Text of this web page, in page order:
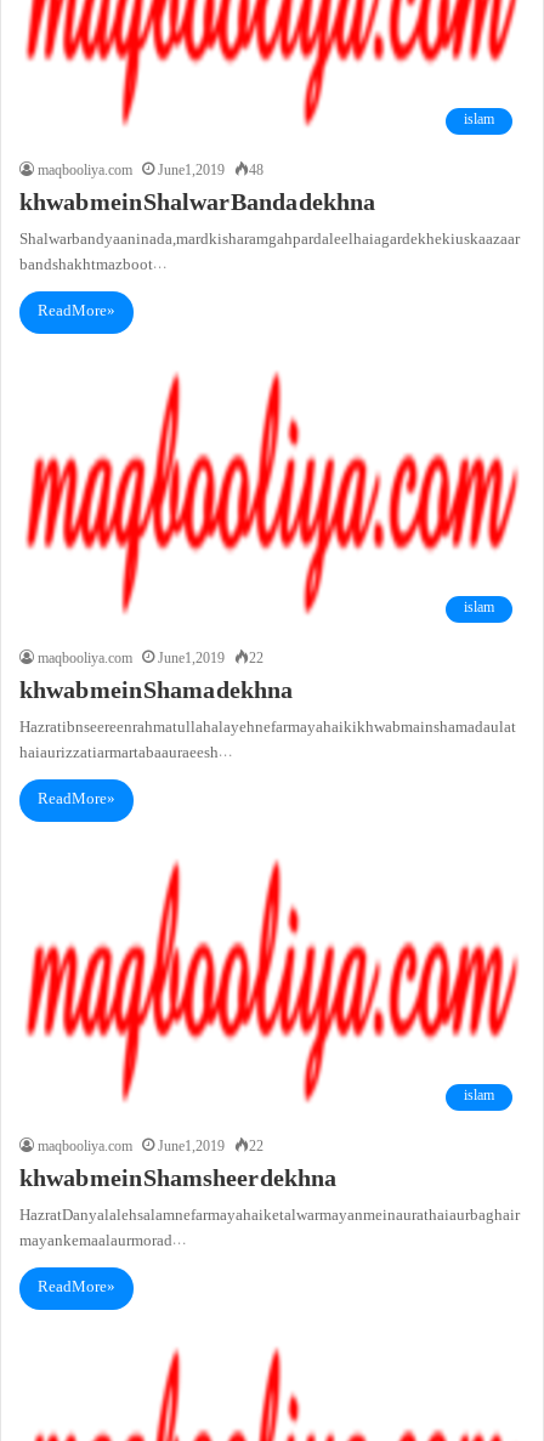
islam
maqbooliya.com
June 1, 2019 48
khwab mein Shalwar Banda dekhna
Shalwar band yaani nada, mard ki sharam gah par daleel hai agar dekhe ki us ka azaar
band shakht mazboot…
Read More »
islam
maqbooliya.com
June 1, 2019 22
khwab mein Shama dekhna
Hazrat ibn seereen rahmatullah alayeh ne farmaya hai ki khwab main shama daulat
hai aur izzat iar martaba aur aeesh…
Read More »
islam
maqbooliya.com
June 1, 2019 22
khwab mein Shamsheer dekhna
Hazrat Danyal aleh salam ne farmaya hai ke talwar mayan mein aurat hai aur baghair
mayan ke maal aur morad…
Read More »